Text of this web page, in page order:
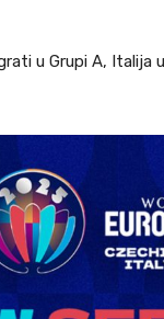
u Grupi A, Italija